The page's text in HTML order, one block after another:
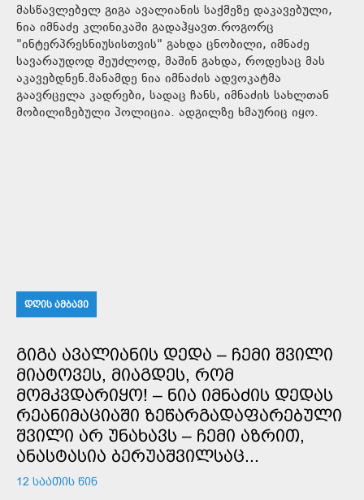
მასწავლებელ გიგა ავალიანის საქმეზე დაკავებული,
ნია იმნაძე კლინიკაში გადაჰყავთ.როგორც
"ინტერპრესნიუსისთვის" გახდა ცნობილი, იმნაძე
სავარაუდოდ შეუძლოდ, მაშინ გახდა, როდესაც მას
აკავებდნენ.მანამდე ნია იმნაძის ადვოკატმა
გაავრცელა კადრები, სადაც ჩანს, იმნაძის სახლთან
მობილიზებული პოლიცია. ადგილზე ხმაურიც იყო.
ᲓᲦᲘᲡ ᲐᲛᲑᲐᲕᲘ
ᲒᲘᲒᲐ ᲐᲕᲐᲚᲘᲐᲜᲘᲡ ᲓᲔᲓᲐ – ᲩᲔᲛᲘ ᲨᲕᲘᲚᲘ
ᲛᲘᲐᲢᲝᲕᲔᲡ, ᲛᲘᲐᲒᲓᲔᲡ, ᲠᲝᲛ
ᲛᲝᲛᲙᲕᲓᲐᲠᲘᲧᲝ! – ᲜᲘᲐ ᲘᲛᲜᲐᲫᲘᲡ ᲓᲔᲓᲐᲡ
ᲠᲔᲐᲜᲘᲛᲐᲪᲘᲐᲨᲘ ᲖᲔᲬᲐᲠᲒᲐᲓᲐᲤᲐᲠᲔᲑᲣᲚᲘ
ᲨᲕᲘᲚᲘ ᲐᲠ ᲣᲜᲐᲮᲐᲕᲡ – ᲩᲔᲛᲘ ᲐᲖᲠᲘᲗ,
ᲐᲜᲐᲡᲢᲐᲡᲘᲐ ᲑᲔᲠᲣᲐᲨᲕᲘᲚᲡᲐᲪ...
12 ᲡᲐᲐᲗᲘᲡ ᲬᲘᲜ